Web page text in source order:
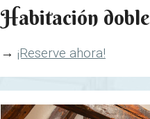
Habitación doble
→ ¡Reserve ahora!